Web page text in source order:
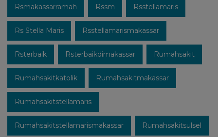
Rsmakassarramah Rssm Rsstellamaris
Rs Stella Maris Rsstellamarismakassar
Rsterbaik Rsterbaikdimakassar Rumahsakit
Rumahsakitkatolik Rumahsakitmakassar
Rumahsakitstellamaris
Rumahsakitstellamarismakassar Rumahsakitsulsel